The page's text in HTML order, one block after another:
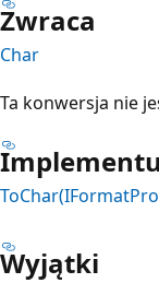
Zwraca
Char
Ta konwersja nie
Wyjątki